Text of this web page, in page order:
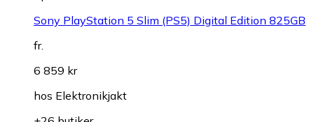
Sony PlayStation 5 Slim (PS5) Digital Edition 825GB
fr.
6 859 kr
hos Elektronikjakt